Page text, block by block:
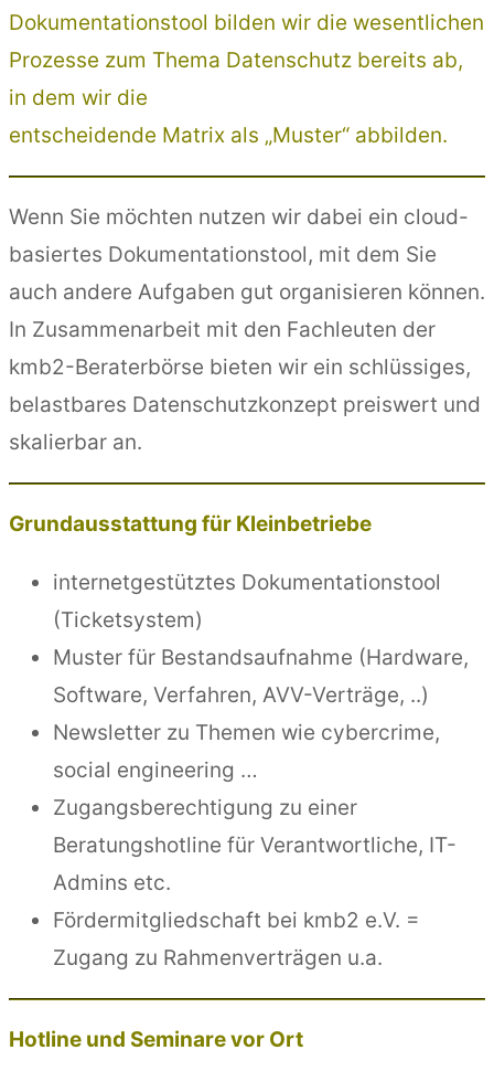
Dokumentationstool bilden wir die wesentlichen
Prozesse zum Thema Datenschutz bereits ab,
in dem wir die
entscheidende Matrix als „Muster“ abbilden.
Wenn Sie möchten nutzen wir dabei ein cloud-
basiertes Dokumentationstool, mit dem Sie
auch andere Aufgaben gut organisieren können.
In Zusammenarbeit mit den Fachleuten der
kmb2-Beraterbörse bieten wir ein schlüssiges,
belastbares Datenschutzkonzept preiswert und
skalierbar an.
Grundausstattung für Kleinbetriebe
internetgestütztes Dokumentationstool
(Ticketsystem)
Muster für Bestandsaufnahme (Hardware,
Software, Verfahren, AVV-Verträge, ..)
Newsletter zu Themen wie cybercrime,
social engineering …
Zugangsberechtigung zu einer
Beratungshotline für Verantwortliche, IT-
Admins etc.
Fördermitgliedschaft bei kmb2 e.V. =
Zugang zu Rahmenverträgen u.a.
Hotline und Seminare vor Ort